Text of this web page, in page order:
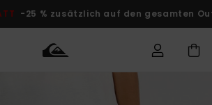
-25 % zusätzlich auf den gesamten